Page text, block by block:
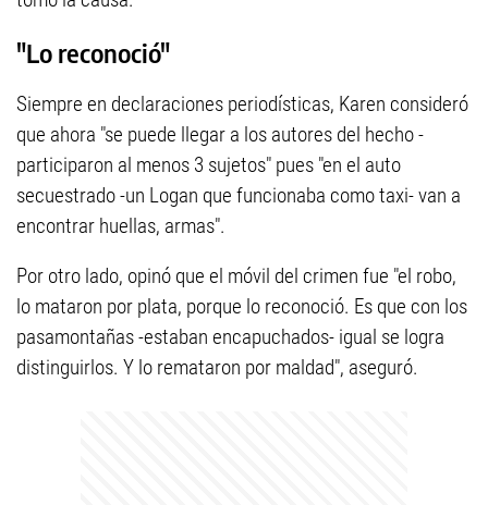
"Lo reconoció"
Siempre en declaraciones periodísticas, Karen consideró
que ahora "se puede llegar a los autores del hecho -
participaron al menos 3 sujetos" pues "en el auto
secuestrado -un Logan que funcionaba como taxi- van a
encontrar huellas, armas".
Por otro lado, opinó que el móvil del crimen fue "el robo,
lo mataron por plata, porque lo reconoció. Es que con los
pasamontañas -estaban encapuchados- igual se logra
distinguirlos. Y lo remataron por maldad", aseguró.